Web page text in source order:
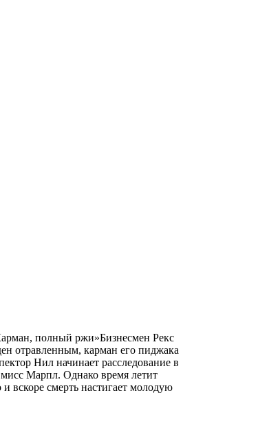
полный ржи»Бизнесмен Рекс
отравленным, карман его пиджака
Нил начинает расследование в
Марпл. Однако время летит
вскоре смерть настигает молодую